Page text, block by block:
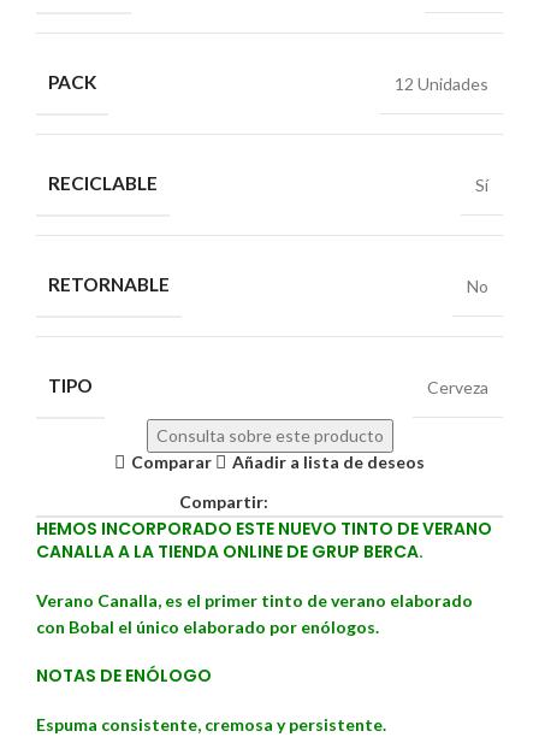
PACK 12 Unidades
RECICLABLE Sí
RETORNABLE No
TIPO Cerveza
Consulta sobre este producto
Comparar
Añadir a lista de deseos
Compartir:
HEMOS INCORPORADO ESTE NUEVO TINTO DE VERANO
CANALLA A LA TIENDA ONLINE DE GRUP BERCA.
Verano Canalla, es el primer tinto de verano elaborado
con Bobal el único elaborado por enólogos.
NOTAS DE ENÓLOGO
Espuma consistente, cremosa y persistente.